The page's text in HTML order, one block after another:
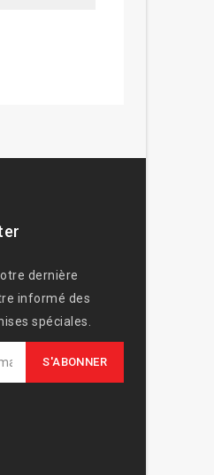
dernière
informé des
spéciales.